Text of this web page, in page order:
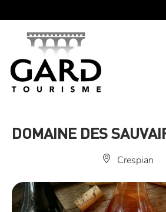
DOMAINE DES
Crespian